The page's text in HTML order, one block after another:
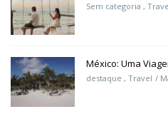
Sem categoria ,
México: Uma
destaque , Travel